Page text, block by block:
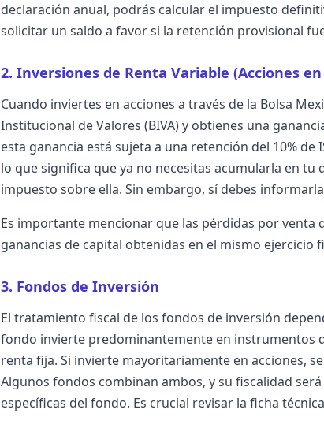
declaración anual, podrás calcular el impuesto
solicitar un saldo a favor si la retención provisional
2. Inversiones de Renta Variable (Acciones en
Cuando inviertes en acciones a través de la Bolsa
Institucional de Valores (BIVA) y obtienes una
esta ganancia está sujeta a una retención del 10%
lo que significa que ya no necesitas acumularla en tu
impuesto sobre ella. Sin embargo, sí debes
Es importante mencionar que las pérdidas por venta
ganancias de capital obtenidas en el mismo ejercicio
3. Fondos de Inversión
El tratamiento fiscal de los fondos de inversión
fondo invierte predominantemente en instrumentos
renta fija. Si invierte mayoritariamente en acciones,
Algunos fondos combinan ambos, y su fiscalidad
específicas del fondo. Es crucial revisar la ficha